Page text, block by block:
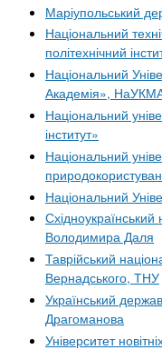
Маріупольський
Національний
політехнічний
Національний
Академія»,
Національний
інститут»
Національний
Національний
Східноукраїнський
Володимира Даля
Таврійський
Вернадського, ТНУ
Український
Драгоманова
Університет